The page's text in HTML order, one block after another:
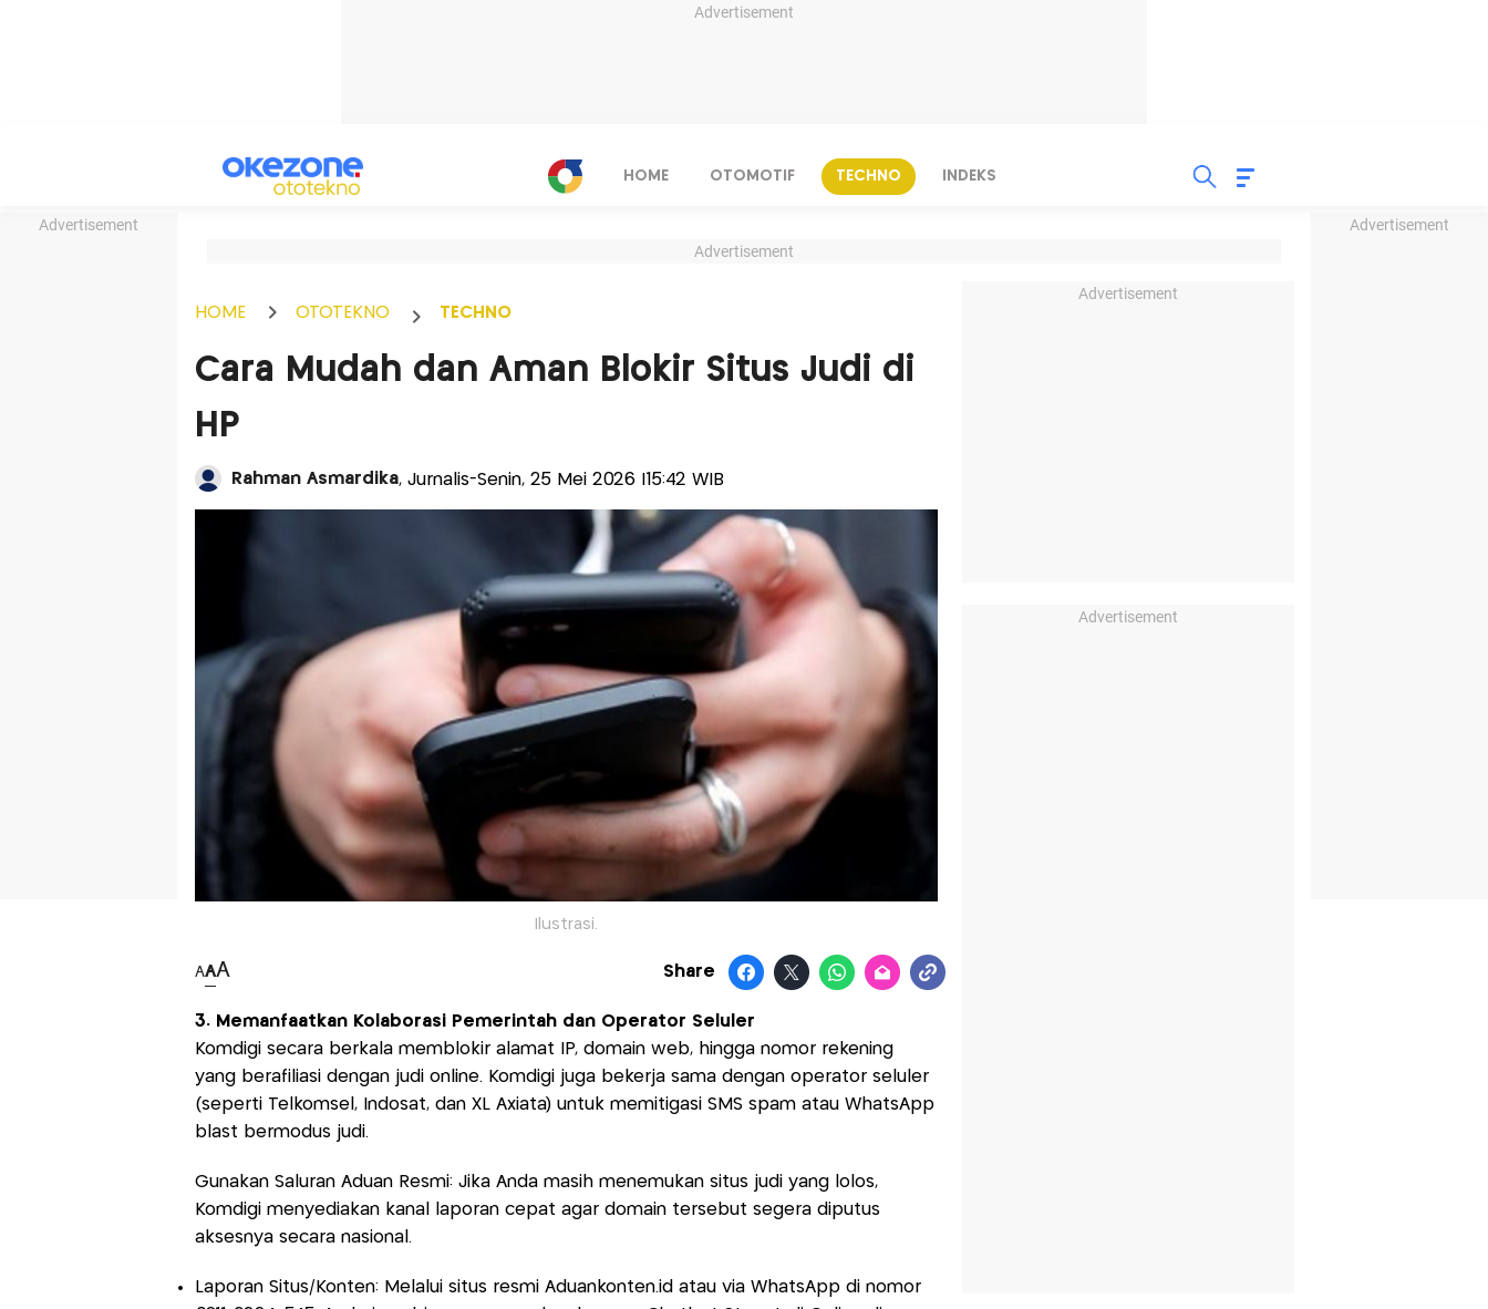
Advertisement
Advertisement Advertisement
HOME OTOMOTIF TECHNO INDEKS
Advertisement
HOME OTOTEKNO TECHNO
Cara Mudah dan Aman Blokir Situs Judi di
HP
Rahman Asmardika, Jurnalis-Senin, 25 Mei 2026 |15:42 WIB
Ilustrasi.
AAA Share
3. Memanfaatkan Kolaborasi Pemerintah dan Operator Seluler
Komdigi secara berkala memblokir alamat IP, domain web, hingga nomor rekening
yang berafiliasi dengan judi online. Komdigi juga bekerja sama dengan operator seluler
(seperti Telkomsel, Indosat, dan XL Axiata) untuk memitigasi SMS spam atau WhatsApp
blast bermodus judi.
Gunakan Saluran Aduan Resmi: Jika Anda masih menemukan situs judi yang lolos,
Komdigi menyediakan kanal laporan cepat agar domain tersebut segera diputus
aksesnya secara nasional.
Laporan Situs/Konten: Melalui situs resmi Aduankonten.id atau via WhatsApp di nomor
Advertisement
Advertisement